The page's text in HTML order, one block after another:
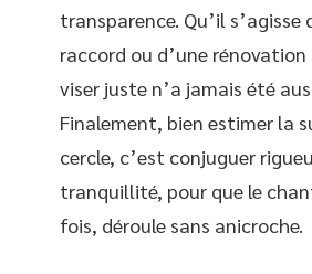
transparence. Qu’il s’agisse
raccord ou d’une rénovation
viser juste n’a jamais été
Finalement, bien estimer la
cercle, c’est conjuguer
tranquillité, pour que le
fois, déroule sans anicroche.